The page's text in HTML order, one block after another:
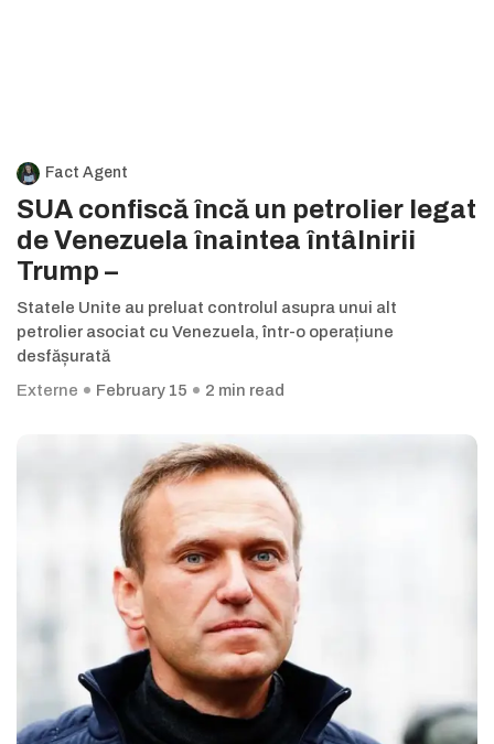
Fact Agent
SUA confiscă încă un petrolier legat
de Venezuela înaintea întâlnirii
Trump –
Statele Unite au preluat controlul asupra unui alt
petrolier asociat cu Venezuela, într-o operațiune
desfășurată
Externe
February 15 2 min read